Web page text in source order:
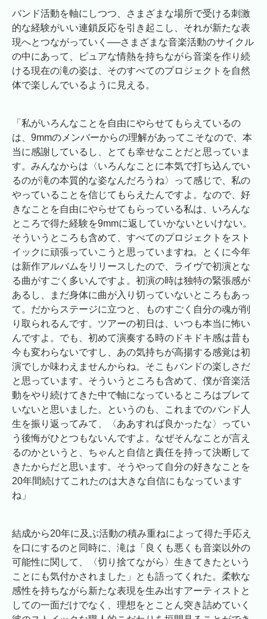
バンド活動を軸にしつつ、さまざまな場所で受ける刺激
的な経験がいい連鎖反応を引き起こし、それが新たな表
現へとつながっていく──さまざまな音楽活動のサイクル
の中にあって、ピュアな情熱を持ちながら音楽を作り続
ける現在の滝の姿は、そのすべてのプロジェクトを自然
体で楽しんでいるように見える。
「私がいろんなことを自由にやらせてもらえているの
は、9mmのメンバーからの理解があってこそなので、本
当に感謝しているし、とても幸せなことだと思っていま
す。みんなからは〈いろんなことに本気で打ち込んでい
るのが滝の本質的な姿なんだろうね〉って感じで、私の
やっていることを信じてもらえたんですよ。なので、好
きなことを自由にやらせてもらっている私は、いろんな
ところで得た経験を9mmに返していかないといけない。
そういうところも含めて、すべてのプロジェクトをスト
イックに頑張っていこうと思っていますね。とくに今年
は新作アルバムをリリースしたので、ライヴで初演とな
る曲がすごく多いんですよ。初演の時は独特の緊張感が
あるし、まだ身体に曲が入り切っていないところもあっ
て。だからステージに立つと、ものすごく自分の魂が削
り取られるんです。ツアーの初日は、いつも本当に怖い
んですよ。でも、初めて演奏する時のドキドキ感は昔も
今も変わらないですし、あの気持ちが高揚する感覚は初
演でしか味わえませんからね。そこもバンドの楽しさだ
と思っています。そういうところも含めて、僕が音楽活
動をやり続けてきた中で軸になっているところはブレて
いないと思いました。というのも、これまでのバンド人
生を振り返ってみて、〈ああすれば良かったな〉ってい
う後悔がひとつもないんですよ。なぜそんなことが言え
るのかというと、ちゃんと自信と責任を持って決断して
きたからだと思います。そうやって自分の好きなことを
20年間続けてこれたのは大きな自信にもなっています
ね」
結成から20年に及ぶ活動の積み重ねによって得た手応え
を口にするのと同時に、滝は「良くも悪くも音楽以外の
可能性に関して、〈切り捨てながら〉生きてきたという
ことにも気付かされました」とも語ってくれた。柔軟な
感性を持ちながら新たな表現を生み出すアーティストと
しての一面だけでなく、理想をとことん突き詰めていく